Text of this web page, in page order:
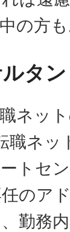
の方
タ
ネッ
職ネッ
トセ
のア
勤務